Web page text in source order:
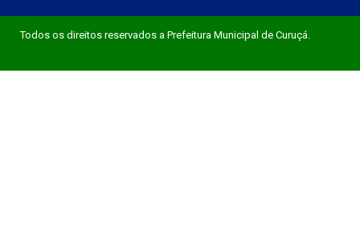
Todos os direitos reservados a Prefeitura Municipal de Curuçá.